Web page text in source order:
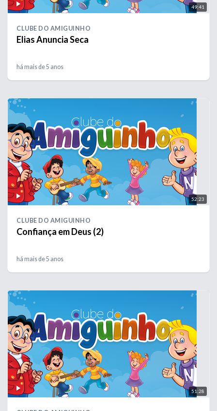
49:41
CLUBE DO AMIGUINHO
Elias Anuncia Seca
há mais de 5 anos
52:23
CLUBE DO AMIGUINHO
Confiança em Deus (2)
há mais de 5 anos
51:28